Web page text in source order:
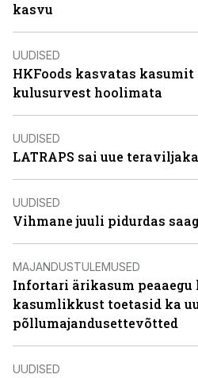
kasvu
UUDISED
HKFoods kasvatas
kulusurvest hoolimata
UUDISED
LATRAPS sai uue
UUDISED
Vihmane juuli pidurdas
MAJANDUSTULEMUSED
Infortari ärikasum peaaegu
kasumlikkust toetasid ka
põllumajandusettevõtted
UUDISED